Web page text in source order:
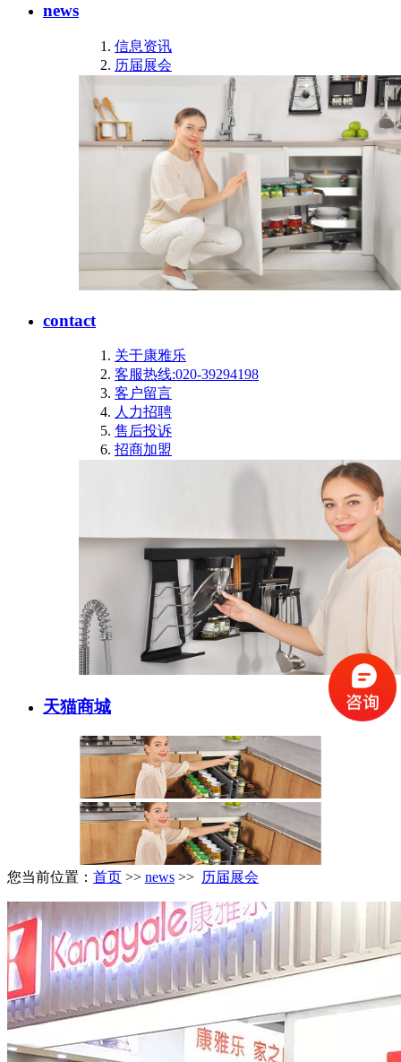
news
信息资讯
历届展会
contact
关于康雅乐
客服热线:020-39294198
客户留言
人力招聘
售后投诉
招商加盟
天猫商城
您当前位置： 首页 >> news >> 历届展会